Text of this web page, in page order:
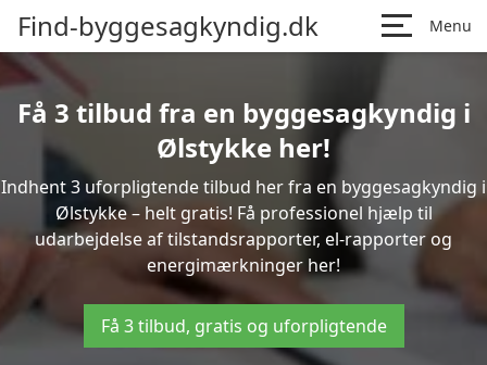
Find-byggesagkyndig.dk Menu
Få 3 tilbud fra en byggesagkyndig i
Ølstykke her!
Indhent 3 uforpligtende tilbud her fra en byggesagkyndig i
Ølstykke – helt gratis! Få professionel hjælp til
udarbejdelse af tilstandsrapporter, el-rapporter og
energimærkninger her!
Få 3 tilbud, gratis og uforpligtende